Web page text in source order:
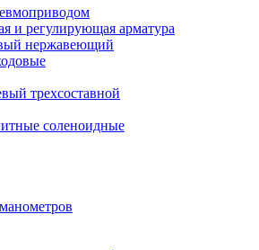
и регулирующая арматура
нержавеющий
трехсоставной
соленоидные